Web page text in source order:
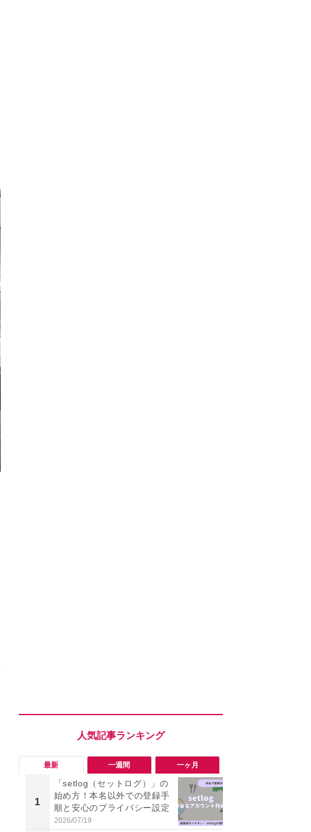
最新 一週間 一ヶ月
1
「setlog（セットログ）」の
始め方！本名以外での登録手
順と安心のプライバシー設定
2026/07/19